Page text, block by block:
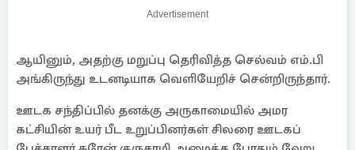
Advertisement
ஆயினும், அதற்கு மறுப்பு தெரிவித்த செல்வம் எம்.பி
அங்கிருந்து உடனடியாக வெளியேறிச் சென்றிருந்தார்.
ஊடக சந்திப்பில் தனக்கு அருகாமையில் அமர
கட்சியின் உயர் பீட உறுப்பினர்கள் சிலரை ஊடகப்